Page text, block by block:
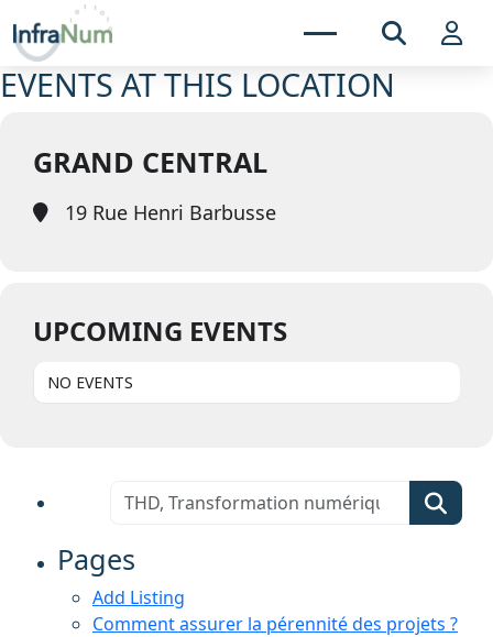
EVENTS AT THIS LOCATION
GRAND CENTRAL
19 Rue Henri Barbusse
UPCOMING EVENTS
NO EVENTS
Pages
Add Listing
Comment assurer la pérennité des projets ?